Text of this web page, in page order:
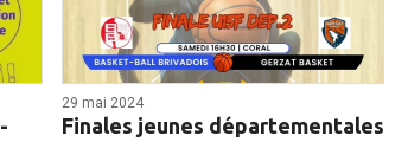
29 mai 2024
Finales jeunes départementales